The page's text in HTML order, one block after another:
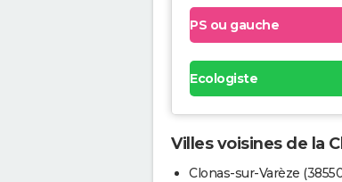
PS ou gauche
Ecologiste
Villes voisines de la
Clonas-sur-Varèze